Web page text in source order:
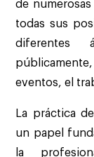
de
todas sus
diferentes
eventos, el
La práctica
un papel
la